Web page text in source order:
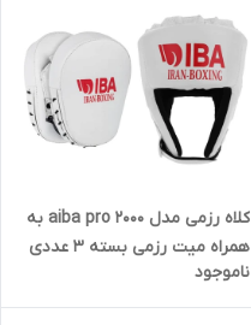
کلاه رزمی مدل aiba pro 2000 به
همراه میت رزمی بسته 3 عددی
ناموجود